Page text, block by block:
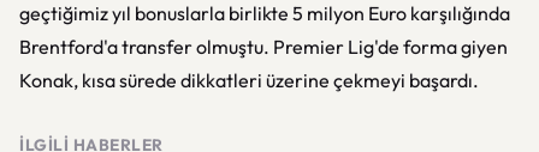
geçtiğimiz yıl bonuslarla birlikte 5 milyon Euro karşılığında
Brentford'a transfer olmuştu. Premier Lig'de forma giyen
Konak, kısa sürede dikkatleri üzerine çekmeyi başardı.
İLGILI HABERLER